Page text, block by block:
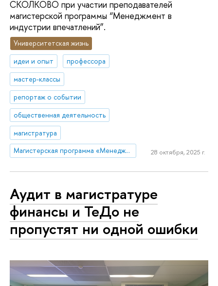
СКОЛКОВО при участии преподавателей
магистерской программы “Менеджмент в
индустрии впечатлений”.
Университетская жизнь
идеи и опыт
профессора
мастер-классы
репортаж о событии
общественная деятельность
магистратура
Магистерская программа «Менеджмент в индустрии впечатлений»
28 октября, 2025 г.
Аудит в магистратуре
финансы и ТеДо не
пропустят ни одной ошибки